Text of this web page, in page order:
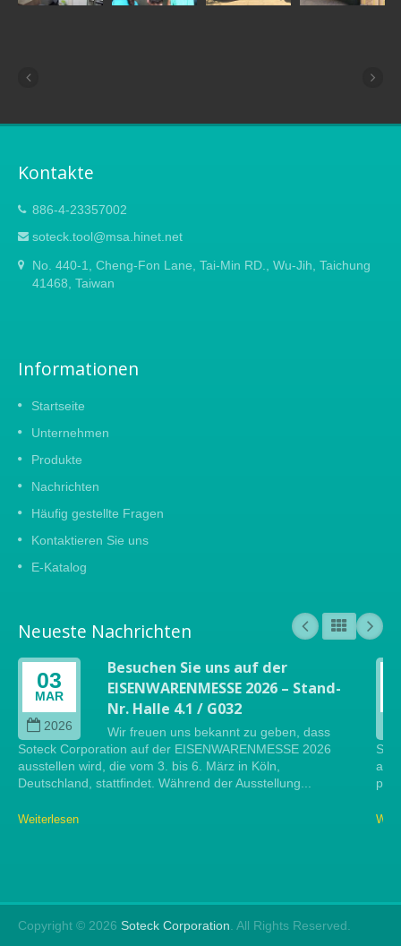
Kontakte
886-4-23357002
soteck.tool@msa.hinet.net
No. 440-1, Cheng-Fon Lane, Tai-Min RD., Wu-Jih, Taichung
41468, Taiwan
Informationen
Startseite
Unternehmen
Produkte
Nachrichten
Häufig gestellte Fragen
Kontaktieren Sie uns
E-Katalog
Neueste Nachrichten
03
MAR
2026
Besuchen Sie uns auf der
EISENWARENMESSE 2026 – Stand-
Nr. Halle 4.1 / G032
Wir freuen uns bekannt zu geben, dass
Soteck Corporation auf der EISENWARENMESSE 2026
ausstellen wird, die vom 3. bis 6. März in Köln,
Deutschland, stattfindet. Während der Ausstellung...
Weiterlesen
auf
Copyright © 2026 Soteck Corporation. All Rights Reserved.